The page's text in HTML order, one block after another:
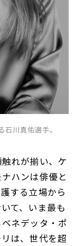
川真佑選手。
れが揃い、ケ
ハンは俳優と
する立場から
て、いま最も
ネデッタ・ポ
は、世代を超